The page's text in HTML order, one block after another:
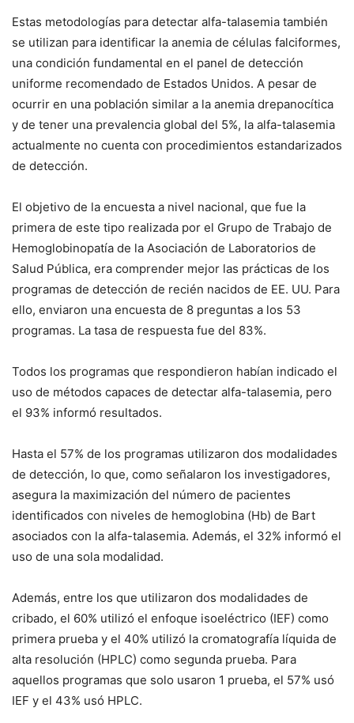
Estas metodologías para detectar alfa-talasemia también
se utilizan para identificar la anemia de células falciformes,
una condición fundamental en el panel de detección
uniforme recomendado de Estados Unidos. A pesar de
ocurrir en una población similar a la anemia drepanocítica
y de tener una prevalencia global del 5%, la alfa-talasemia
actualmente no cuenta con procedimientos estandarizados
de detección.
El objetivo de la encuesta a nivel nacional, que fue la
primera de este tipo realizada por el Grupo de Trabajo de
Hemoglobinopatía de la Asociación de Laboratorios de
Salud Pública, era comprender mejor las prácticas de los
programas de detección de recién nacidos de EE. UU. Para
ello, enviaron una encuesta de 8 preguntas a los 53
programas. La tasa de respuesta fue del 83%.
Todos los programas que respondieron habían indicado el
uso de métodos capaces de detectar alfa-talasemia, pero
el 93% informó resultados.
Hasta el 57% de los programas utilizaron dos modalidades
de detección, lo que, como señalaron los investigadores,
asegura la maximización del número de pacientes
identificados con niveles de hemoglobina (Hb) de Bart
asociados con la alfa-talasemia. Además, el 32% informó el
uso de una sola modalidad.
Además, entre los que utilizaron dos modalidades de
cribado, el 60% utilizó el enfoque isoeléctrico (IEF) como
primera prueba y el 40% utilizó la cromatografía líquida de
alta resolución (HPLC) como segunda prueba. Para
aquellos programas que solo usaron 1 prueba, el 57% usó
IEF y el 43% usó HPLC.